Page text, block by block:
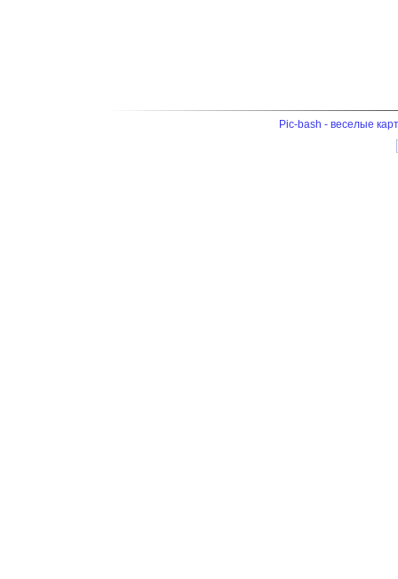
Pic-bash - веселые